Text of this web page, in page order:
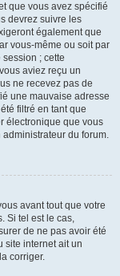
que vous avez spécifié
devrez suivre les
également que
vous-même ou soit par
; cette
aviez reçu un
ne recevez pas de
une mauvaise adresse
filtré en tant que
électronique que vous
du forum.
avant tout que votre
Si tel est le cas,
de ne pas avoir été
site internet ait un
corriger.